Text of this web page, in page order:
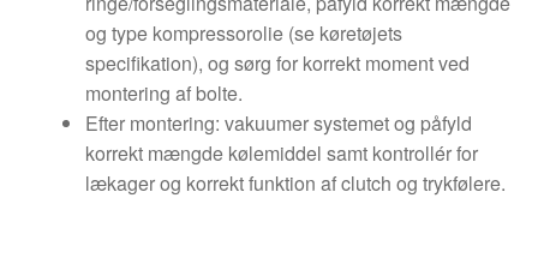
og type kompressorolie (se køretøjets
specifikation), og sørg for korrekt moment ved
montering af bolte.
Efter montering: vakuumer systemet og påfyld
korrekt mængde kølemiddel samt kontrollér for
lækager og korrekt funktion af clutch og trykfølere.